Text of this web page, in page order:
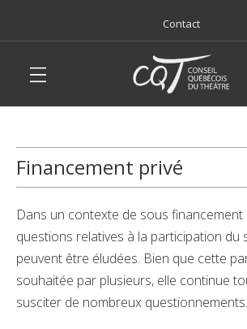
Contact
Financement privé
Dans un contexte de sous financement
questions relatives à la participation du
peuvent être éludées. Bien que cette
souhaitée par plusieurs, elle continue
susciter de nombreux questionnements.